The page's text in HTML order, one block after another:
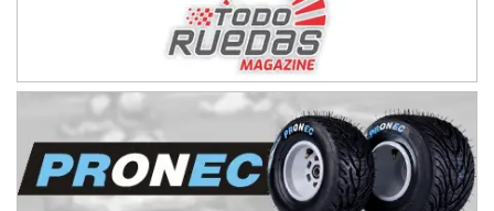
PATAGONICO - F6
Moto Club Reginense (Tierra)
CSK - F7
Juventud Unida (Tierra)
Humboldt (Santa Fe)